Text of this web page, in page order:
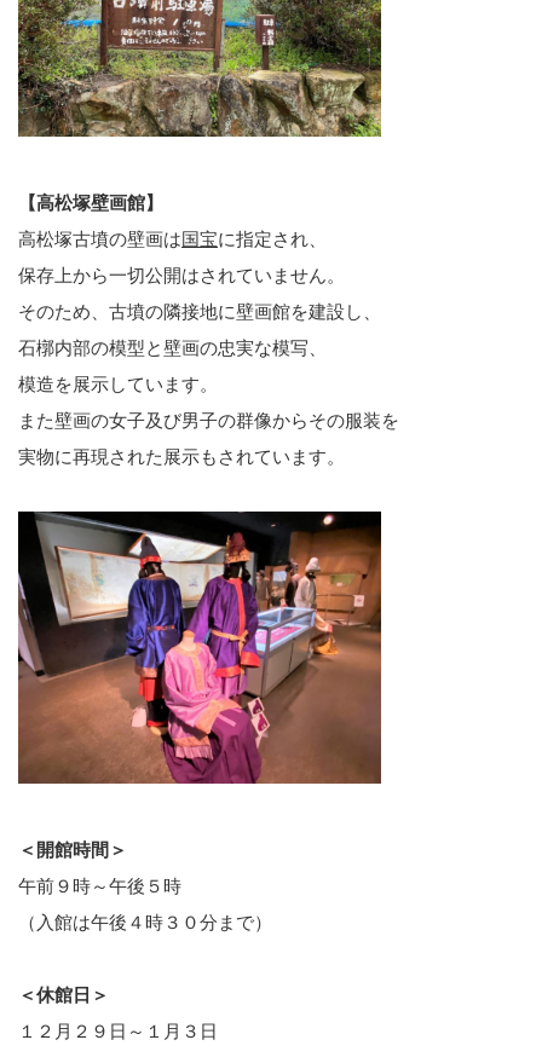
【高松塚壁画館】
高松塚古墳の壁画は国宝に指定され、
保存上から一切公開はされていません。
そのため、古墳の隣接地に壁画館を建設し、
石槨内部の模型と壁画の忠実な模写、
模造を展示しています。
また壁画の女子及び男子の群像からその服装を
実物に再現された展示もされています。
＜開館時間＞
午前９時～午後５時
（入館は午後４時３０分まで）
＜休館日＞
１２月２９日～１月３日